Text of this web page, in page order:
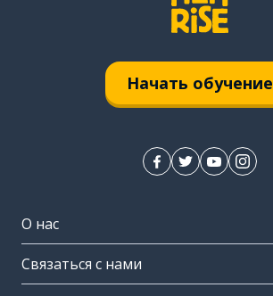
Начать обучение
О нас
Связаться с нами